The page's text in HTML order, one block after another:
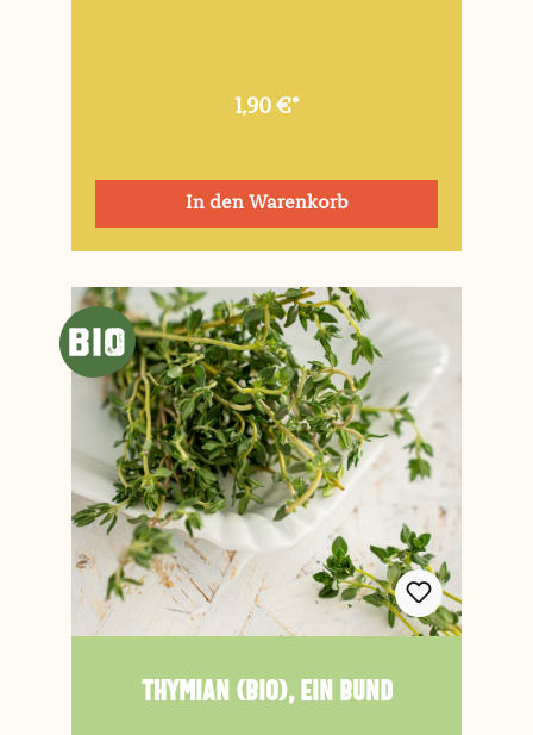
1,90 €*
In den Warenkorb
Thymian (Bio), ein Bund